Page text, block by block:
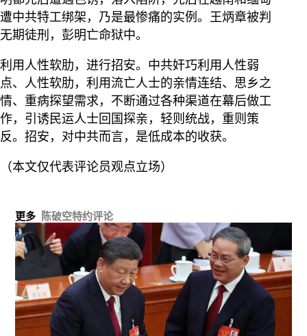
遭中共特工绑架，乃是最惨痛的实例。王炳章被判
无期徒刑，彭明亡命狱中。
利用人性软肋，进行招安。中共奸巧利用人性弱
点、人性软肋，利用流亡人士的亲情连结、思乡之
情、重病探望需求，不断通过各种渠道在幕后做工
作，引诱民运人士回国探亲，轻则统战，重则策
反。招安，对中共而言，是低成本的收获。
（本文仅代表评论员观点立场）
更多 陈破空特约评论